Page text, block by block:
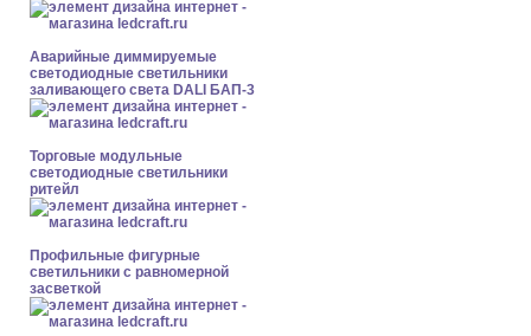
Аварийные диммируемые
светодиодные светильники
заливающего света DALI БАП-3
Торговые модульные
светодиодные светильники
ритейл
Профильные фигурные
светильники с равномерной
засветкой